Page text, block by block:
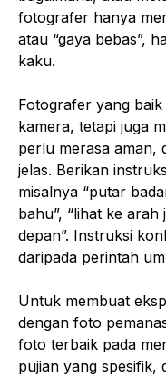
fotografer hanya
atau “gaya bebas”,
kaku.
Fotografer yang
kamera, tetapi juga
perlu merasa aman,
jelas. Berikan
misalnya “putar
bahu”, “lihat ke arah
depan”. Instruksi
daripada perintah
Untuk membuat
dengan foto
foto terbaik pada
pujian yang spesifik,